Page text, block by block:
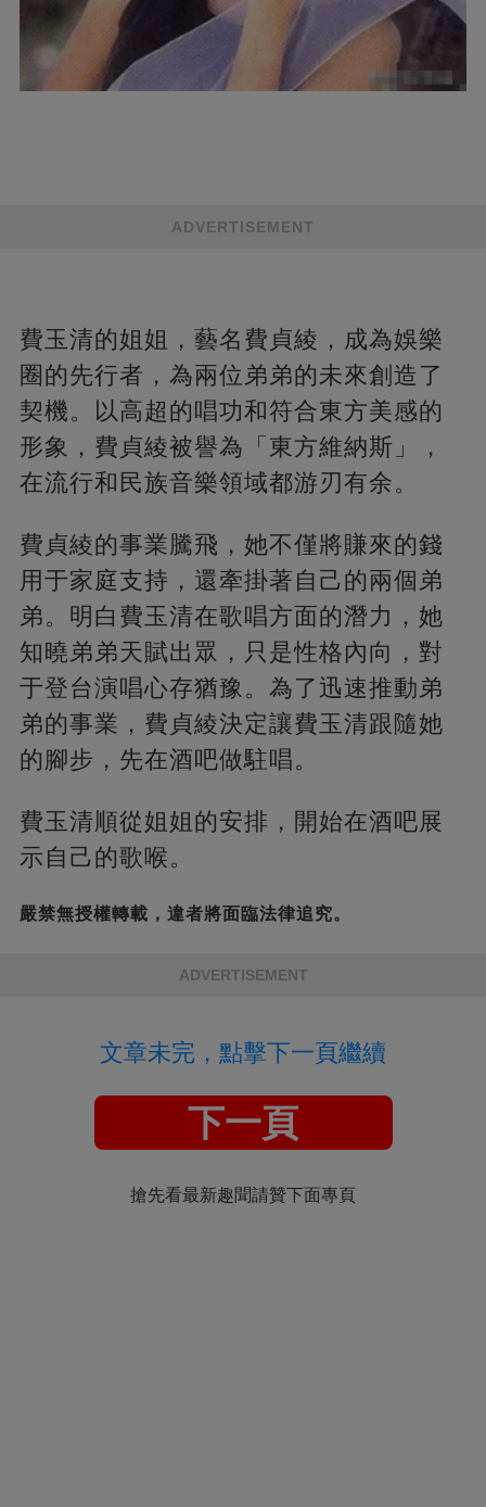
ADVERTISEMENT
費玉清的姐姐，藝名費貞綾，成為娛樂
圈的先行者，為兩位弟弟的未來創造了
契機。以高超的唱功和符合東方美感的
形象，費貞綾被譽為「東方維納斯」，
在流行和民族音樂領域都游刃有余。
費貞綾的事業騰飛，她不僅將賺來的錢
用于家庭支持，還牽掛著自己的兩個弟
弟。明白費玉清在歌唱方面的潛力，她
知曉弟弟天賦出眾，只是性格內向，對
于登台演唱心存猶豫。為了迅速推動弟
弟的事業，費貞綾決定讓費玉清跟隨她
的腳步，先在酒吧做駐唱。
費玉清順從姐姐的安排，開始在酒吧展
示自己的歌喉。
嚴禁無授權轉載，違者將面臨法律追究。
ADVERTISEMENT
文章未完，點擊下一頁繼續
下一頁
搶先看最新趣聞請贊下面專頁